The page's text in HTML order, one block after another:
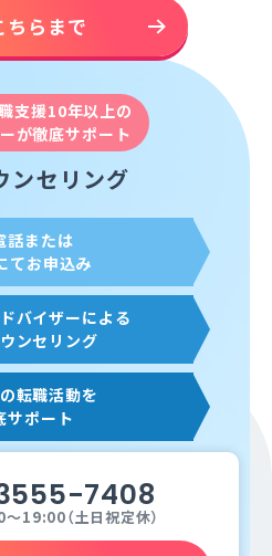
ちらまで
支援10年以上の
が徹底サポート
ンセリング
話または
てお申込み
バイザーによる
ンセリング
転職活動を
サポート
7408
19:00（土日祝定休）